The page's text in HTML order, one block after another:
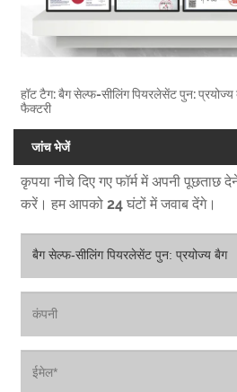
हॉट टैग: बैग सेल्फ-सीलिंग पियरलेसेंट पुन: प्रयोज्य
फैक्टरी
जांच भेजें
कृपया नीचे दिए गए फॉर्म में अपनी पूछताछ
करें। हम आपको 24 घंटों में जवाब देंगे।